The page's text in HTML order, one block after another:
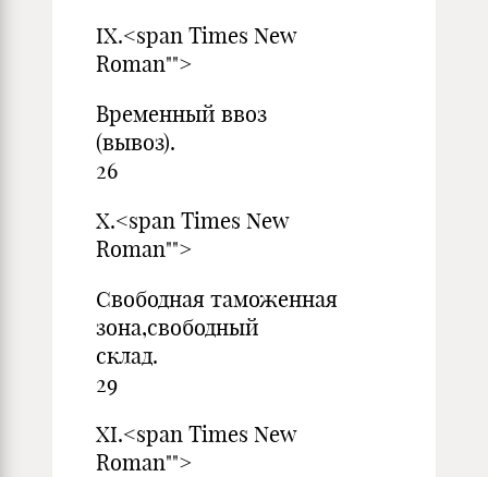
IX.<span Times New
Roman"">
Временный ввоз
26
X.<span Times New
Roman"">
Свободная таможенная
зона,свободный
29
XI.<span Times New
Roman"">